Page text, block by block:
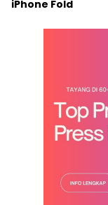
iPhone Fold